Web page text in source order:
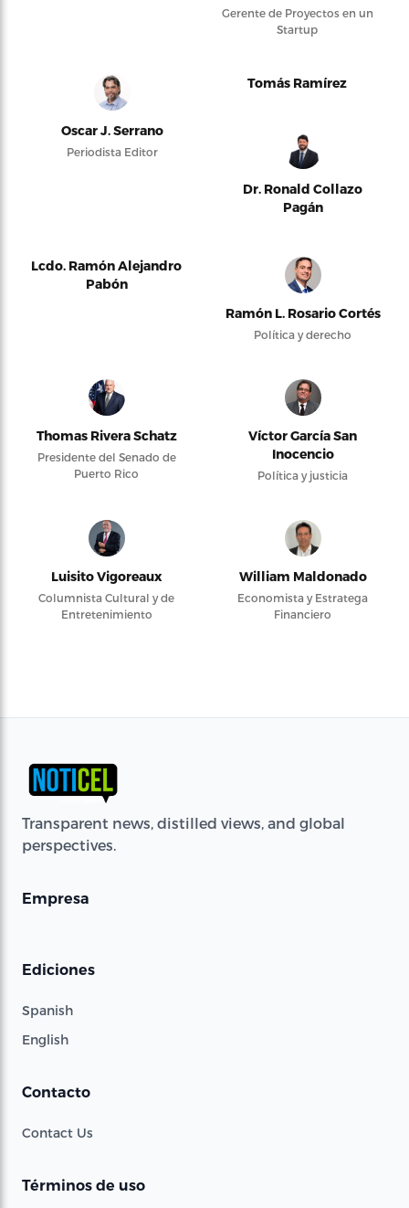
Gerente de Proyectos en un
Startup
Oscar J. Serrano
Periodista Editor
Tomás Ramírez
Dr. Ronald Collazo
Pagán
Lcdo. Ramón Alejandro
Pabón
Ramón L. Rosario Cortés
Política y derecho
Thomas Rivera Schatz
Presidente del Senado de
Puerto Rico
Víctor García San
Inocencio
Política y justicia
Luisito Vigoreaux
Columnista Cultural y de
Entretenimiento
William Maldonado
Economista y Estratega
Financiero
Transparent news, distilled views, and global
perspectives.
Empresa
Ediciones
Spanish
English
Contacto
Contact Us
Términos de uso